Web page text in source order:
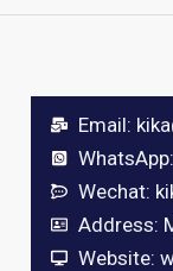
Email:
Wechat:
Address:
Website: